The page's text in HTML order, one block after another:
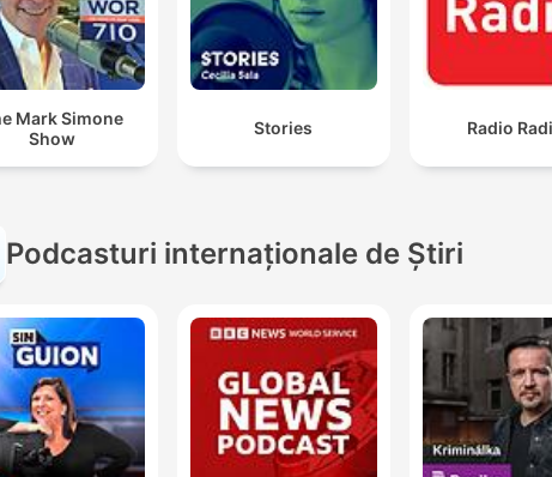
Mark Simone
Show
Stories Radio
Podcasturi internaționale de Știri